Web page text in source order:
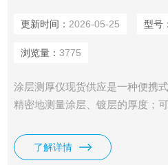
更新时间： 2026-05-25 型号：
浏览量： 3775
涂层测厚仪现货供应是一种便携
精密地测量涂层、镀层的厚度；
用于制造业、金属加工业、化工
保护专业的仪器。
了解详情